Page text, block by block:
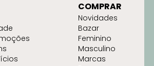
COMPRAR
Novidades
Bazar
Feminino
Masculino
Marcas